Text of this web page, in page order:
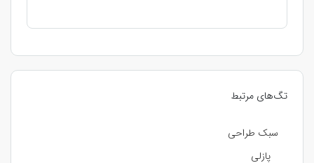
تگ‌های مرتبط
سبک طراحی
پازلی